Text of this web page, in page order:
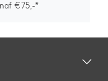
€75,-*